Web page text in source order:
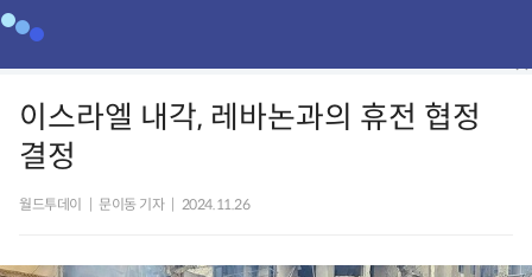
이스라엘 내각, 레바논과의 휴전 협정
결정
월드투데이 문이동 기자 2024.11.26